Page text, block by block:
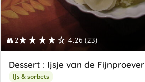
👥 2★★★★☆ 4.26 (23)
Dessert : Ijsje van de Fijnproever
IJs & sorbets